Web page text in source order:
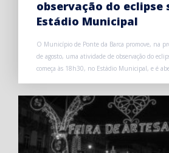
observação do eclipse
Estádio Municipal
O Município de Ponte da Barca promove, na
de agosto, uma atividade de observação do
começa às 18h30, no Estádio Municipal, e é